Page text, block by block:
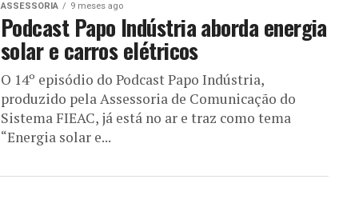
ASSESSORIA 9 meses ago
Podcast Papo Indústria aborda energia
solar e carros elétricos
O 14º episódio do Podcast Papo Indústria,
produzido pela Assessoria de Comunicação do
Sistema FIEAC, já está no ar e traz como tema
“Energia solar e...